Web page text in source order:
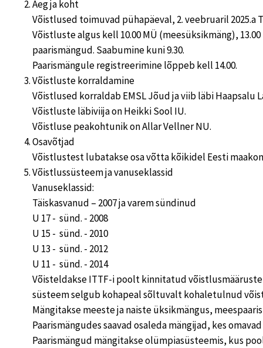
Aeg ja koht
Võistlused toimuvad pühapäeval, 2. veebruaril 2025.a
Võistluste algus kell 10.00 MÜ (meesüksikmäng),
paarismängud. Saabumine kuni 9.30.
Paarismängule registreerimine lõppeb kell 14.00.
Võistluste korraldamine
Võistlused korraldab EMSL Jõud ja viib läbi Haapsalu
Võistluste läbiviija on Heikki Sool IU.
Võistluse peakohtunik on Allar Vellner NU.
Osavõtjad
Võistlustest lubatakse osa võtta kõikidel Eesti
Võistlussüsteem ja vanuseklassid
Vanuseklassid:
Täiskasvanud – 2007 ja varem sündinud
U 17 - sünd. - 2008
U 15 - sünd. - 2010
U 13 - sünd. - 2012
U 11 - sünd. - 2014
Võisteldakse ITTF-i poolt kinnitatud
süsteem selgub kohapeal sõltuvalt kohaletulnud
Mängitakse meeste ja naiste üksikmängus,
Paarismängudes saavad osaleda mängijad, kes
Paarismängud mängitakse olümpiasüsteemis, kus